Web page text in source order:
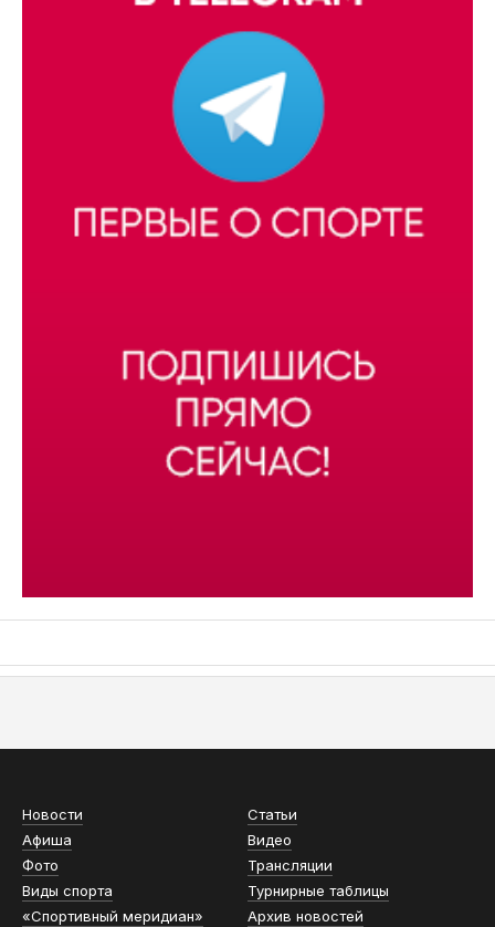
Новости
Статьи
Афиша
Видео
Фото
Трансляции
Виды спорта
Турнирные таблицы
«Спортивный меридиан»
Архив новостей